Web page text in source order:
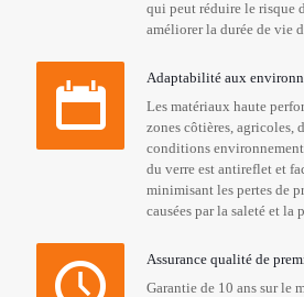
qui peut réduire le risque
améliorer la durée de vie
Adaptabilité aux
Les matériaux haute
zones côtières, agricoles,
conditions
du verre est antireflet et
minimisant les pertes de
causées par la saleté et la
Assurance qualité de
Garantie de 10 ans sur le